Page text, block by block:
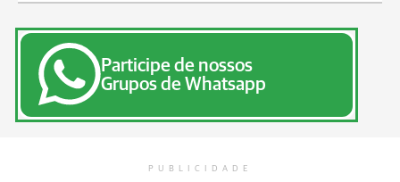
Participe de nossos
Grupos de Whatsapp
PUBLICIDADE